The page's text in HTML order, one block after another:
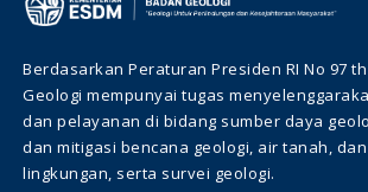
Berdasarkan Peraturan Presiden RI No 97
Geologi mempunyai tugas
dan pelayanan di bidang sumber daya
dan mitigasi bencana geologi, air tanah,
lingkungan, serta survei geologi.